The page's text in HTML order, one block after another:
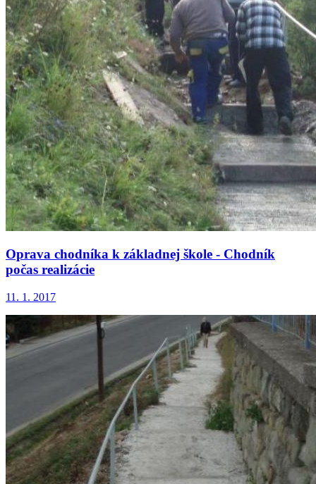
Oprava chodníka k základnej škole - Chodník
počas realizácie
11. 1. 2017